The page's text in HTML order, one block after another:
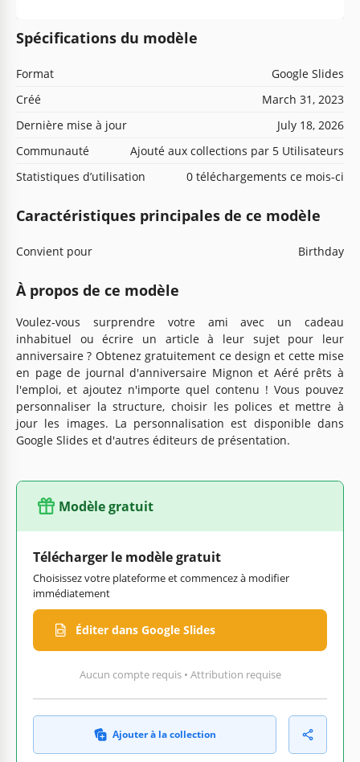
Spécifications du modèle
Format
Google Slides
Créé
March 31, 2023
Dernière mise à jour
July 18, 2026
Communauté
Ajouté aux collections par 5 Utilisateurs
Statistiques d’utilisation
0 téléchargements ce mois-ci
Caractéristiques principales de ce modèle
Convient pour Birthday
À propos de ce modèle
Voulez-vous surprendre votre ami avec un cadeau
inhabituel ou écrire un article à leur sujet pour leur
anniversaire ? Obtenez gratuitement ce design et cette mise
en page de journal d'anniversaire Mignon et Aéré prêts à
l'emploi, et ajoutez n'importe quel contenu ! Vous pouvez
personnaliser la structure, choisir les polices et mettre à
jour les images. La personnalisation est disponible dans
Google Slides et d'autres éditeurs de présentation.
Modèle gratuit
Télécharger le modèle gratuit
Choisissez votre plateforme et commencez à modifier
immédiatement
Éditer dans Google Slides
Aucun compte requis • Attribution requise
Ajouter à la collection